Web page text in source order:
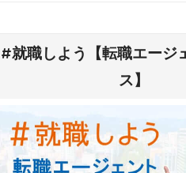
#就職しよう【転職エージ
ス】